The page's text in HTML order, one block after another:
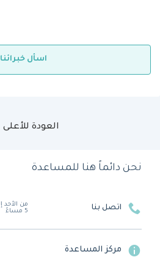
اسأل خبرائنا
العودة للأعلى
نحن دائماً هنا للمساعدة
اتصل بنا
5 مساءً
مركز المساعدة